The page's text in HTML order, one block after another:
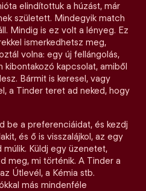
elindítottuk a húzást, már
született. Mindegyik match
Mindig is ez volt a lényeg. Ez
ismerkedhetsz meg,
volna: egy új fellángolás,
kibontakozó kapcsolat, amiből
Bármit is keresel, vagy
a Tinder teret ad neked, hogy
be a preferenciáidat, és kezdj
és ő is visszalájkol, az egy
Küldj egy üzenetet,
meg, mi történik. A Tinder a
Útlevél, a Kémia stb.
más mindenféle